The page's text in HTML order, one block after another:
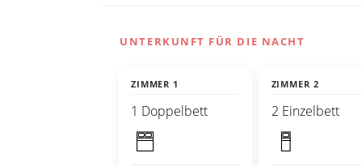
UNTERKUNFT FÜR DIE NACHT
ZIMMER 1
1 Doppelbett
ZIMMER 2
2 Einzelbett